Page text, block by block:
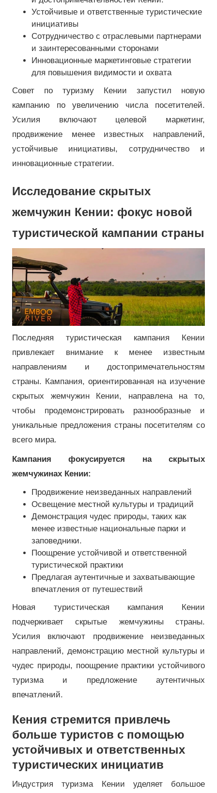
Устойчивые и ответственные туристические
инициативы
Сотрудничество с отраслевыми партнерами
и заинтересованными сторонами
Инновационные маркетинговые стратегии
для повышения видимости и охвата
Совет по туризму Кении запустил новую
кампанию по увеличению числа посетителей.
Усилия включают целевой маркетинг,
продвижение менее известных направлений,
устойчивые инициативы, сотрудничество и
инновационные стратегии.
Исследование скрытых
жемчужин Кении: фокус новой
туристической кампании страны
Последняя туристическая кампания Кении
привлекает внимание к менее известным
направлениям и достопримечательностям
страны. Кампания, ориентированная на изучение
скрытых жемчужин Кении, направлена ​​на то,
чтобы продемонстрировать разнообразные и
уникальные предложения страны посетителям со
всего мира.
Кампания фокусируется на скрытых
жемчужинах Кении:
Продвижение неизведанных направлений
Освещение местной культуры и традиций
Демонстрация чудес природы, таких как
менее известные национальные парки и
заповедники.
Поощрение устойчивой и ответственной
туристической практики
Предлагая аутентичные и захватывающие
впечатления от путешествий
Новая туристическая кампания Кении
подчеркивает скрытые жемчужины страны.
Усилия включают продвижение неизведанных
направлений, демонстрацию местной культуры и
чудес природы, поощрение практики устойчивого
туризма и предложение аутентичных
впечатлений.
Кения стремится привлечь
больше туристов с помощью
устойчивых и ответственных
туристических инициатив
Индустрия туризма Кении уделяет большое